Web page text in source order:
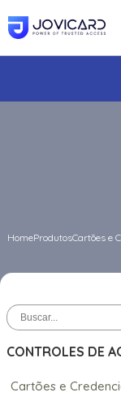
HomeProdutosCartões e
CONTROLES DE
Cartões e